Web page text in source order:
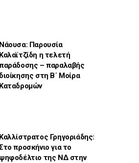
Νάουσα: Παρουσία
Καλαϊτζίδη η τελετή
– παραλαβής
διοίκησης στη Β΄ Μοίρα
Καταδρομών
Καλλίστρατος Γρηγοριάδης:
προσκήνιο για το
ψηφοδέλτιο της ΝΔ στην